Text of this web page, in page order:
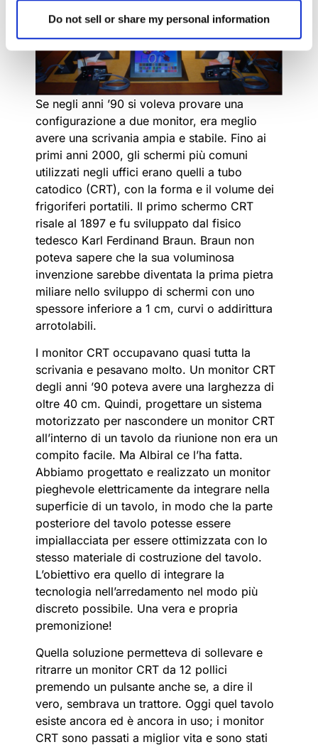
Do not sell or share my personal information
Se negli anni ’90 si voleva provare una
configurazione a due monitor, era meglio
avere una scrivania ampia e stabile. Fino ai
primi anni 2000, gli schermi più comuni
utilizzati negli uffici erano quelli a tubo
catodico (CRT), con la forma e il volume dei
frigoriferi portatili. Il primo schermo CRT
risale al 1897 e fu sviluppato dal fisico
tedesco Karl Ferdinand Braun. Braun non
poteva sapere che la sua voluminosa
invenzione sarebbe diventata la prima pietra
miliare nello sviluppo di schermi con uno
spessore inferiore a 1 cm, curvi o addirittura
arrotolabili.
I monitor CRT occupavano quasi tutta la
scrivania e pesavano molto. Un monitor CRT
degli anni ’90 poteva avere una larghezza di
oltre 40 cm. Quindi, progettare un sistema
motorizzato per nascondere un monitor CRT
all’interno di un tavolo da riunione non era un
compito facile. Ma Albiral ce l’ha fatta.
Abbiamo progettato e realizzato un monitor
pieghevole elettricamente da integrare nella
superficie di un tavolo, in modo che la parte
posteriore del tavolo potesse essere
impiallacciata per essere ottimizzata con lo
stesso materiale di costruzione del tavolo.
L’obiettivo era quello di integrare la
tecnologia nell’arredamento nel modo più
discreto possibile. Una vera e propria
premonizione!
Quella soluzione permetteva di sollevare e
ritrarre un monitor CRT da 12 pollici
premendo un pulsante anche se, a dire il
vero, sembrava un trattore. Oggi quel tavolo
esiste ancora ed è ancora in uso; i monitor
CRT sono passati a miglior vita e sono stati